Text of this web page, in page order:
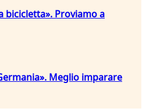
bicicletta». Proviamo a
Meglio imparare